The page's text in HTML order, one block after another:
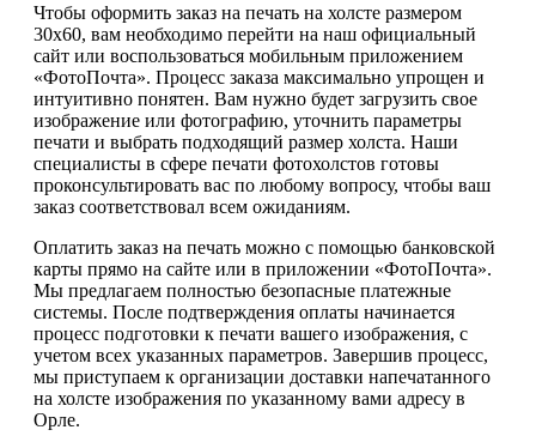
Чтобы оформить заказ на печать на холсте размером
30х60, вам необходимо перейти на наш официальный
сайт или воспользоваться мобильным приложением
«ФотоПочта». Процесс заказа максимально упрощен и
интуитивно понятен. Вам нужно будет загрузить свое
изображение или фотографию, уточнить параметры
печати и выбрать подходящий размер холста. Наши
специалисты в сфере печати фотохолстов готовы
проконсультировать вас по любому вопросу, чтобы ваш
заказ соответствовал всем ожиданиям.
Оплатить заказ на печать можно с помощью банковской
карты прямо на сайте или в приложении «ФотоПочта».
Мы предлагаем полностью безопасные платежные
системы. После подтверждения оплаты начинается
процесс подготовки к печати вашего изображения, с
учетом всех указанных параметров. Завершив процесс,
мы приступаем к организации доставки напечатанного
на холсте изображения по указанному вами адресу в
Орле.